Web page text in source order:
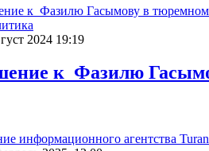
2024 19:19
к Фазилю